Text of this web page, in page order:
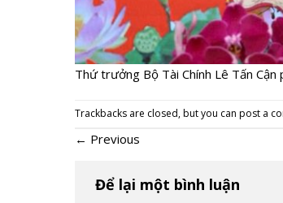
Thứ trưởng Bộ Tài Chính Lê Tấn
Trackbacks are closed, but you can post a
← Previous
Để lại một bình luận